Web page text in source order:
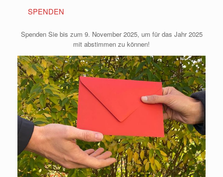
SPENDEN
Spenden Sie bis zum 9. November 2025, um für das Jahr 2025
mit abstimmen zu können!